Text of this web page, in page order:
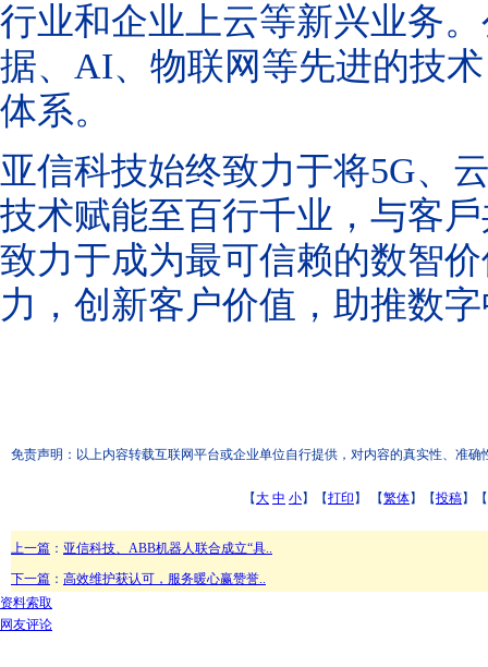
行业和企业上云等新兴业务
据、AI、物联网等先进的技
体系。
亚信科技始终致力于将5G、
技术赋能至百行千业，与客
致力于成为最可信赖的数智
力，创新客户价值，助推数
免责声明：以上内容转载互联网平台或企业单位自行提供，对内容的真实性、准
【大 中 小】【打印 】 【繁体】【投稿】【
上一篇 ： 亚信科技、ABB机器人联合成立“具..
下一篇 ： 高效维护获认可，服务暖心赢赞誉..
资料索取
网友评论